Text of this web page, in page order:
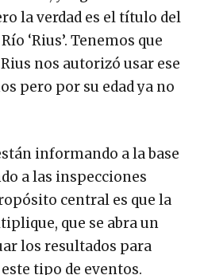
la verdad es el título del
‘Rius’. Tenemos que
nos autorizó usar ese
pero por su edad ya no
informando a la base
a las inspecciones
central es que la
que se abra un
los resultados para
tipo de eventos.